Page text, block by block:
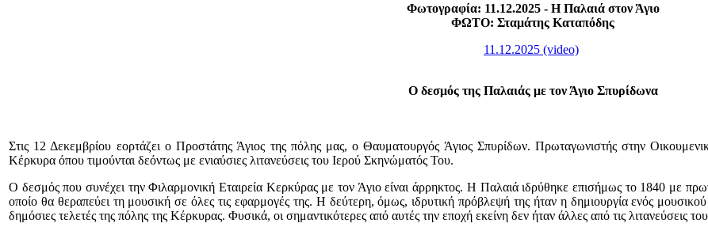
Φωτογραφία: 11.12.2025 - Η Παλαιά στον Άγιο
ΦΩΤΟ: Σταμάτης Καταπόδης
11.12.2025 (video)
Ο δεσμός της Παλαιάς με τον Άγιο Σπυρίδωνα
Στις 12 Δεκεμβρίου εορτάζει ο Προστάτης Άγιος της πόλης μας, ο Θαυματουργός Άγιος Σπυρίδων. Πρωταγωνιστής στην
Κέρκυρα όπου τιμούνται δεόντως με ενιαύσιες λιτανεύσεις του Ιερού Σκηνώματός Του.
Ο δεσμός που συνέχει την Φιλαρμονική Εταιρεία Κερκύρας με τον Άγιο είναι άρρηκτος. Η Παλαιά ιδρύθηκε επισήμως το 1840 με
οποίο θα θεραπεύει τη μουσική σε όλες τις εφαρμογές της. Η δεύτερη, όμως, ιδρυτική πρόβλεψή της ήταν η δημιουργία ενός
δημόσιες τελετές της πόλης της Κέρκυρας. Φυσικά, οι σημαντικότερες από αυτές την εποχή εκείνη δεν ήταν άλλες από τις λιτανεύσεις